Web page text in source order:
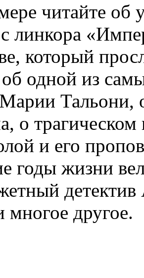
читайте об
линкора
который
об одной из
Марии
о трагическом
и его
годы жизни
детектив
другое.